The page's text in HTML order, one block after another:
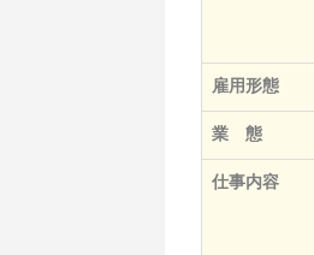
雇用形態
業 態
仕事内容